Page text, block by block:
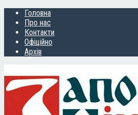
Головна
Про нас
Контакти
Офіційно
Архів